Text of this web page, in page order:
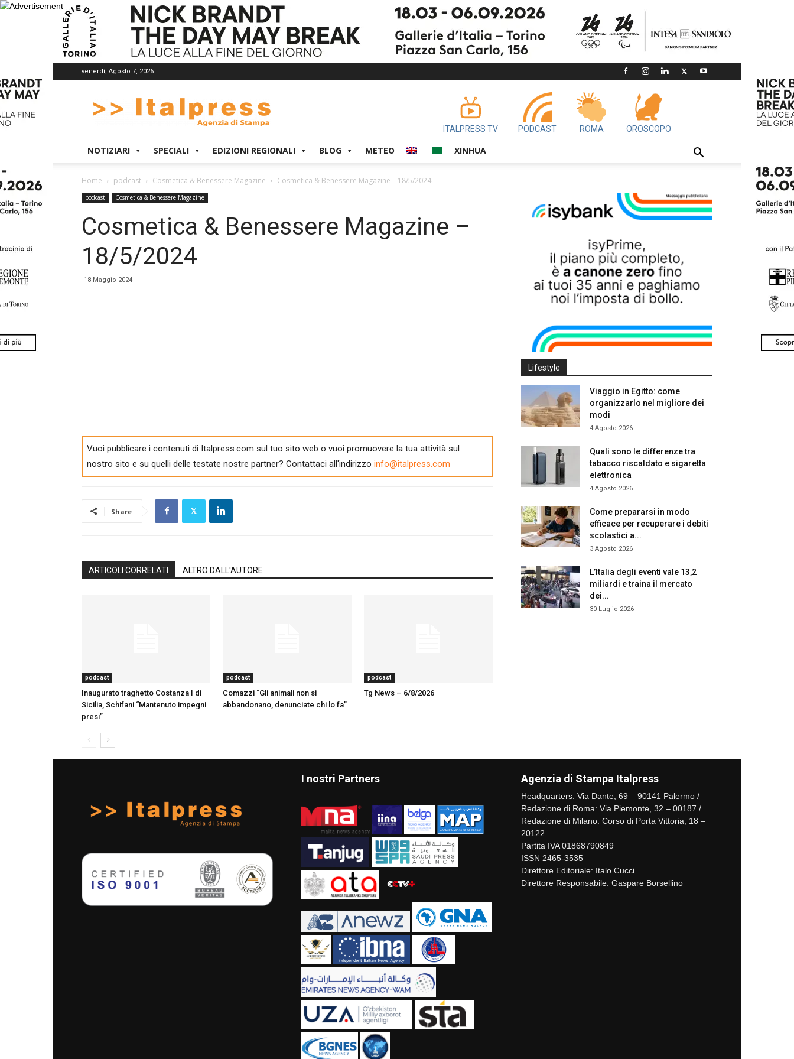
venerdì, Agosto 7, 2026
ITALPRESS TV PODCAST ROMA OROSCOPO
NOTIZIARI SPECIALI EDIZIONI REGIONALI BLOG METEO XINHUA
Home podcast Cosmetica & Benessere Magazine Cosmetica & Benessere Magazine – 18/5/2024
podcast Cosmetica & Benessere Magazine
Cosmetica & Benessere Magazine –
18/5/2024
18 Maggio 2024
Vuoi pubblicare i contenuti di Italpress.com sul tuo sito web o vuoi promuovere la tua attività sul
nostro sito e su quelli delle testate nostre partner? Contattaci all'indirizzo info@italpress.com
Share
ARTICOLI CORRELATI ALTRO DALL'AUTORE
podcast
Inaugurato traghetto Costanza I di
Sicilia, Schifani “Mantenuto impegni
presi”
podcast
Comazzi “Gli animali non si
abbandonano, denunciate chi lo fa”
podcast
Tg News – 6/8/2026
Lifestyle
Viaggio in Egitto: come
organizzarlo nel migliore dei
modi
4 Agosto 2026
Quali sono le differenze tra
tabacco riscaldato e sigaretta
elettronica
4 Agosto 2026
Come prepararsi in modo
efficace per recuperare i debiti
scolastici a...
3 Agosto 2026
L’Italia degli eventi vale 13,2
miliardi e traina il mercato
dei...
30 Luglio 2026
I nostri Partners Agenzia di Stampa Italpress
Headquarters: Via Dante, 69 – 90141 Palermo /
Redazione di Roma: Via Piemonte, 32 – 00187 /
Redazione di Milano: Corso di Porta Vittoria, 18 –
20122
Partita IVA 01868790849
ISSN 2465-3535
Direttore Editoriale: Italo Cucci
Direttore Responsabile: Gaspare Borsellino